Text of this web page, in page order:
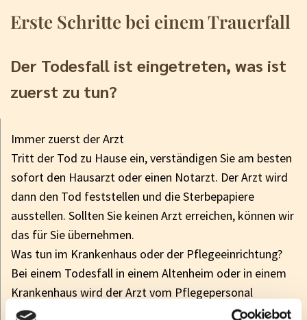
Erste Schritte bei einem Trauerfall
Der Todesfall ist eingetreten, was ist
zuerst zu tun?
Immer zuerst der Arzt
Tritt der Tod zu Hause ein, verständigen Sie am besten
sofort den Hausarzt oder einen Notarzt. Der Arzt wird
dann den Tod feststellen und die Sterbepapiere
ausstellen. Sollten Sie keinen Arzt erreichen, können wir
das für Sie übernehmen.
Was tun im Krankenhaus oder der Pflegeeinrichtung?
Bei einem Todesfall in einem Altenheim oder in einem
Krankenhaus wird der Arzt vom Pflegepersonal
verständigt.